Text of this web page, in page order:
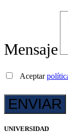
Mensaje
Aceptar
UNIVERSIDAD